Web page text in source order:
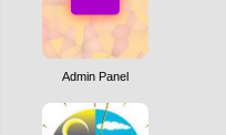
Admin Panel